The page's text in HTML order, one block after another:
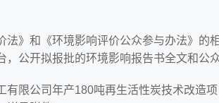
法》和《环境影响评价公众参与办法》的
公开拟报批的环境影响报告书全文和公众
有限公司年产180吨再生活性炭技术改造